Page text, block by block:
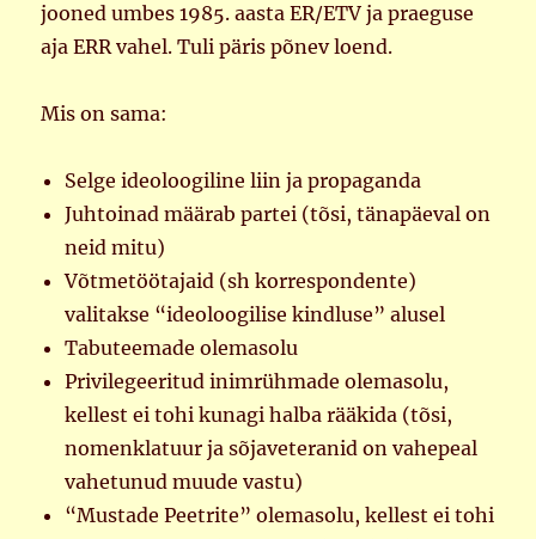
jooned umbes 1985. aasta ER/ETV ja praeguse
aja ERR vahel. Tuli päris põnev loend.
Mis on sama:
Selge ideoloogiline liin ja propaganda
Juhtoinad määrab partei (tõsi, tänapäeval on
neid mitu)
Võtmetöötajaid (sh korrespondente)
valitakse “ideoloogilise kindluse” alusel
Tabuteemade olemasolu
Privilegeeritud inimrühmade olemasolu,
kellest ei tohi kunagi halba rääkida (tõsi,
nomenklatuur ja sõjaveteranid on vahepeal
vahetunud muude vastu)
“Mustade Peetrite” olemasolu, kellest ei tohi